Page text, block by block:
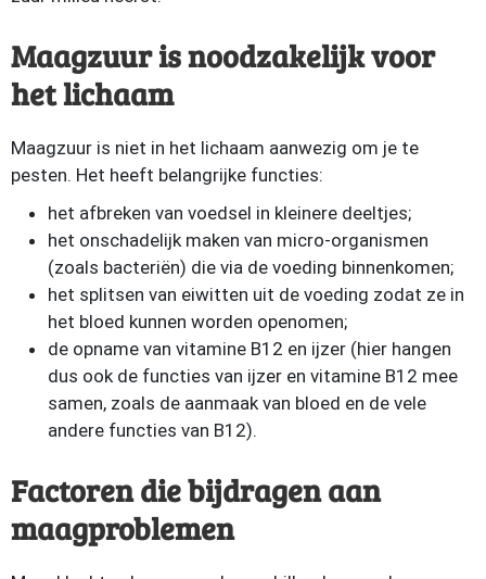
Maagzuur is noodzakelijk voor
het lichaam
Maagzuur is niet in het lichaam aanwezig om je te
pesten. Het heeft belangrijke functies:
het afbreken van voedsel in kleinere deeltjes;
het onschadelijk maken van micro-organismen
(zoals bacteriën) die via de voeding binnenkomen;
het splitsen van eiwitten uit de voeding zodat ze in
het bloed kunnen worden openomen;
de opname van vitamine B12 en ijzer (hier hangen
dus ook de functies van ijzer en vitamine B12 mee
samen, zoals de aanmaak van bloed en de vele
andere functies van B12).
Factoren die bijdragen aan
maagproblemen